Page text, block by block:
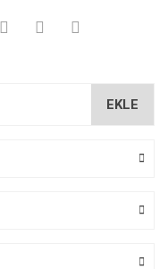
EKLE